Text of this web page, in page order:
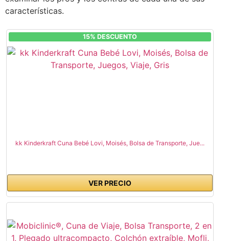
características.
15% DESCUENTO
kk Kinderkraft Cuna Bebé Lovi, Moisés, Bolsa de Transporte, Jue...
VER PRECIO